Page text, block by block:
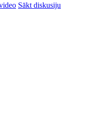
Sākt diskusiju